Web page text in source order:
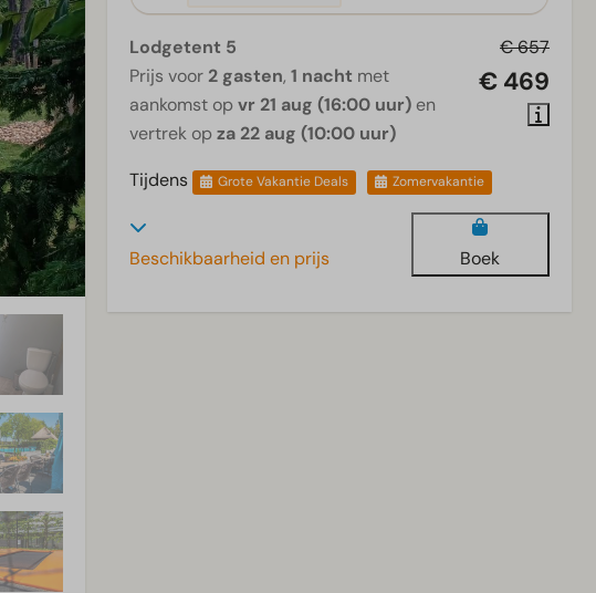
€ 657
€ 469
Lodgetent 5
Prijs voor 2 gasten, 1 nacht met
aankomst op vr 21 aug (16:00 uur) en
vertrek op za 22 aug (10:00 uur)
Tijdens
Grote Vakantie Deals Zomervakantie
Beschikbaarheid en prijs Boek